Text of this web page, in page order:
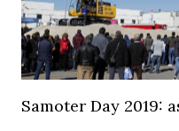
Samoter Day 2019: